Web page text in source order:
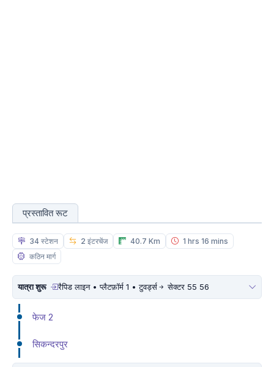
प्रस्तावित रूट
34 स्टेशन 2 इंटरचेंज 40.7 Km
1 hrs 16 mins
कठिन मार्ग
यात्रा शुरू रैपिड लाइन • प्लैटफ़ॉर्म 1 • टुवर्ड्स सेक्टर 55 56
फेज 2
सिकन्दरपुर